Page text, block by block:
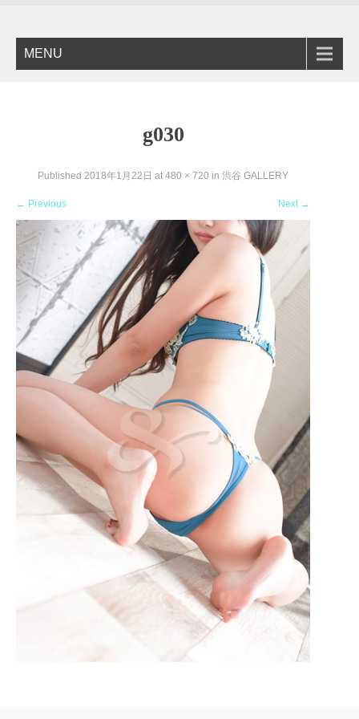
MENU
g030
Published2018年1月22日 at480 × 720 in渋谷 GALLERY
← Previous Next →